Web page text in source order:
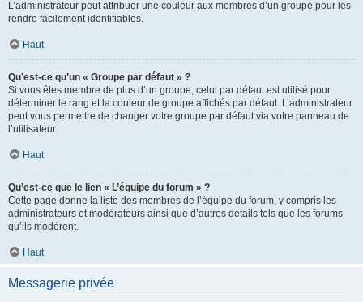
L’administrateur peut attribuer une couleur aux membres d’un groupe pour les
rendre facilement identifiables.
Haut
Qu’est-ce qu’un « Groupe par défaut » ?
Si vous êtes membre de plus d’un groupe, celui par défaut est utilisé pour
déterminer le rang et la couleur de groupe affichés par défaut. L’administrateur
peut vous permettre de changer votre groupe par défaut via votre panneau de
l’utilisateur.
Haut
Qu’est-ce que le lien « L’équipe du forum » ?
Cette page donne la liste des membres de l’équipe du forum, y compris les
administrateurs et modérateurs ainsi que d’autres détails tels que les forums
qu’ils modèrent.
Haut
Messagerie privée